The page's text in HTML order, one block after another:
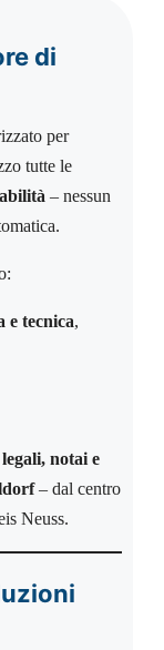
di
per
tutte le
– nessun
e tecnica,
notai e
– dal centro
Neuss.